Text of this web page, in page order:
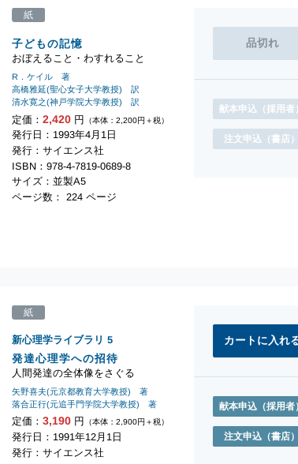
子どもの記憶
おぼえること・わすれること
R．ケイル 著
高橋雅延(聖心女子大学教授) 訳
清水寛之(神戸学院大学教授) 訳
定価：2,420 円 （本体：2,200円＋税）
紙
発行日：1993年4月1日
発行：サイエンス社
ISBN：978-4-7819-0689-8
サイズ：並製A5
ページ数： 224 ページ
献本申込 （採用者
注文申込 （書店）
発達心理学への招待
人間発達の全体像をさぐる
新心理学ライブラリ 5
矢野喜夫(元京都教育大学教授) 著
落合正行(元追手門学院大学教授) 著
定価：3,190円 （本体：2,900円＋税）
紙
発行日：1991年12月1日
発行：サイエンス社
献本申込 （採用者
注文申込 （書店）